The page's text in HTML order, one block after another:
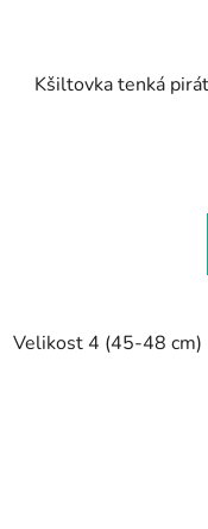
Kšiltovka tenká
Velikost 4 (45-48 cm)